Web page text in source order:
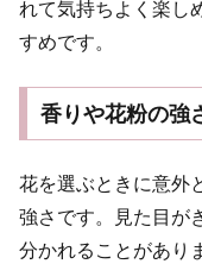
れて気持ちよく楽し
すめです。
香りや花粉の強
花を選ぶときに意外
強さです。見た目が
分かれることがあり